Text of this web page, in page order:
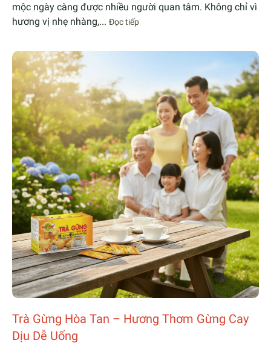
mộc ngày càng được nhiều người quan tâm. Không chỉ vì
hương vị nhẹ nhàng,... Đọc tiếp
Trà Gừng Hòa Tan – Hương Thơm Gừng Cay
Dịu Dễ Uống